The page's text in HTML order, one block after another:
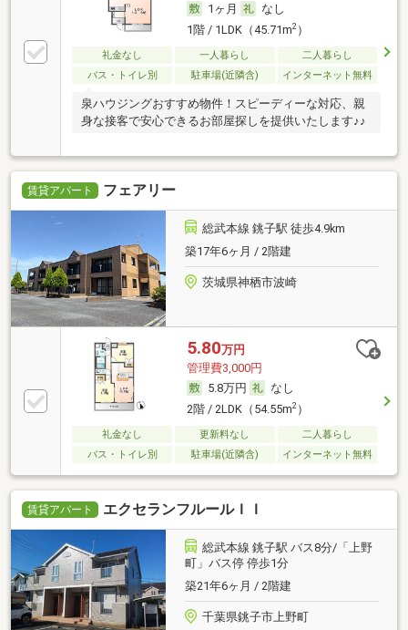
1ヶ月
なし
1階 / 1LDK（45.71m2）
礼金なし 一人暮らし
二人暮らし
バス・トイレ別
駐車場(近隣含) インターネット無料
泉ハウジングおすすめ物件！スピーディーな対応、親
身な接客で安心できるお部屋探しを提供いたします♪♪
賃貸アパート フェアリー
総武本線 銚子駅 徒歩4.9km
築17年6ヶ月 / 2階建
茨城県神栖市波崎
5.80万円
管理費3,000円
5.8万円
なし
2階 / 2LDK（54.55m2）
礼金なし 更新料なし
二人暮らし
バス・トイレ別
駐車場(近隣含) インターネット無料
賃貸アパート エクセランフルールＩＩ
総武本線 銚子駅 バス8分/「上野
町」バス停 停歩1分
築21年6ヶ月 / 2階建
千葉県銚子市上野町